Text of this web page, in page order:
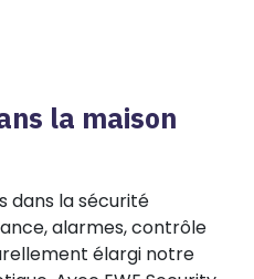
la maison
dans la sécurité
alarmes, contrôle
élargi notre